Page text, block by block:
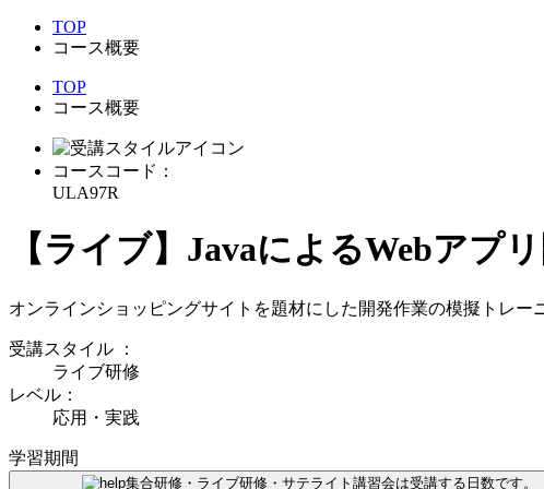
TOP
コース概要
TOP
コース概要
コースコード：
ULA97R
【ライブ】JavaによるWebアプ
オンラインショッピングサイトを題材にした開発作業の模擬トレ
受講スタイル ：
ライブ研修
レベル：
応用・実践
学習期間
集合研修・ライブ研修・サテライト講習会は受講する日数です。